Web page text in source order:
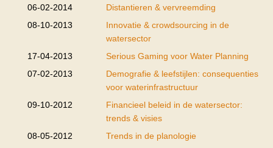
06-02-2014
Distantieren & vervreemding
08-10-2013
Innovatie & crowdsourcing in de
watersector
17-04-2013
Serious Gaming voor Water Planning
07-02-2013
Demografie & leefstijlen: consequenties
voor waterinfrastructuur
09-10-2012
Financieel beleid in de watersector:
trends & visies
08-05-2012
Trends in de planologie